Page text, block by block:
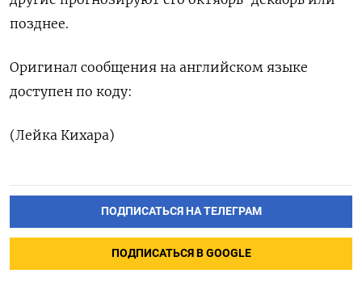
позднее.
Оригинал сообщения на английском языке
доступен по коду:
(Лейка Кихара)
ПОДПИСАТЬСЯ НА ТЕЛЕГРАМ
ПОДПИСАТЬСЯ В GOOGLE